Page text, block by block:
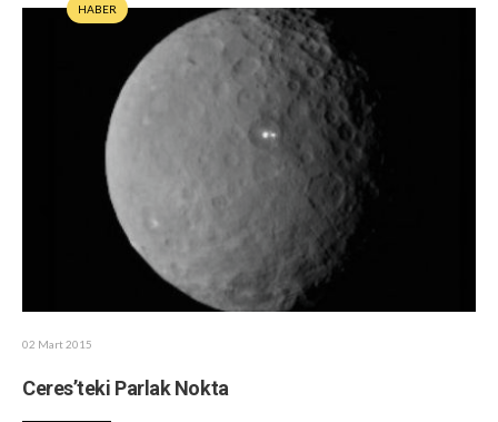
HABER
02 Mart 2015
Ceres’teki Parlak Nokta